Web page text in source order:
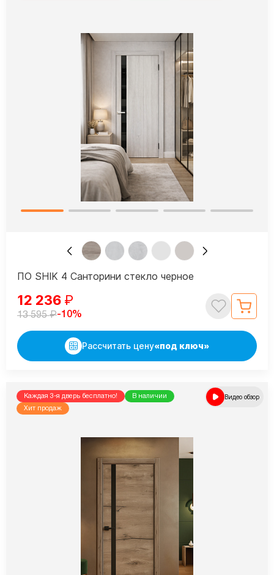
ПО SHIK 4 Санторини стекло черное
12 236 ₽
13 595₽-10%
Рассчитать цену«под ключ»
Каждая 3-я дверь бесплатно!
В наличии
Хит продаж
Видео обзор